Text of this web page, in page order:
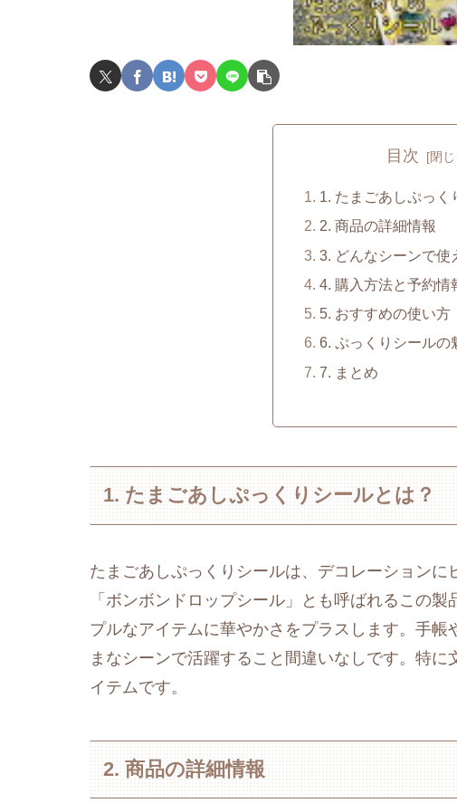
目次
1. たまごあしぷっく
2. 商品の詳細情報
3. どんなシーンで使
4. 購入方法と予約情
5. おすすめの使い方
6. ぷっくりシールの
7. まとめ
1. たまごあしぷっくりシールとは？
たまごあしぷっくりシールは、デコレーション
「ボンボンドロップシール」とも呼ばれるこの
プルなアイテムに華やかさをプラスします。手
まなシーンで活躍すること間違いなしです。特
イテムです。
2. 商品の詳細情報